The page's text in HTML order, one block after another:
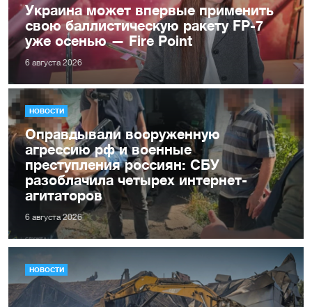
Украина может впервые применить
свою баллистическую ракету FP-7
уже осенью — Fire Point
6 августа 2026
НОВОСТИ
Оправдывали вооруженную
агрессию рф и военные
преступления россиян: СБУ
разоблачила четырех интернет-
агитаторов
6 августа 2026
НОВОСТИ